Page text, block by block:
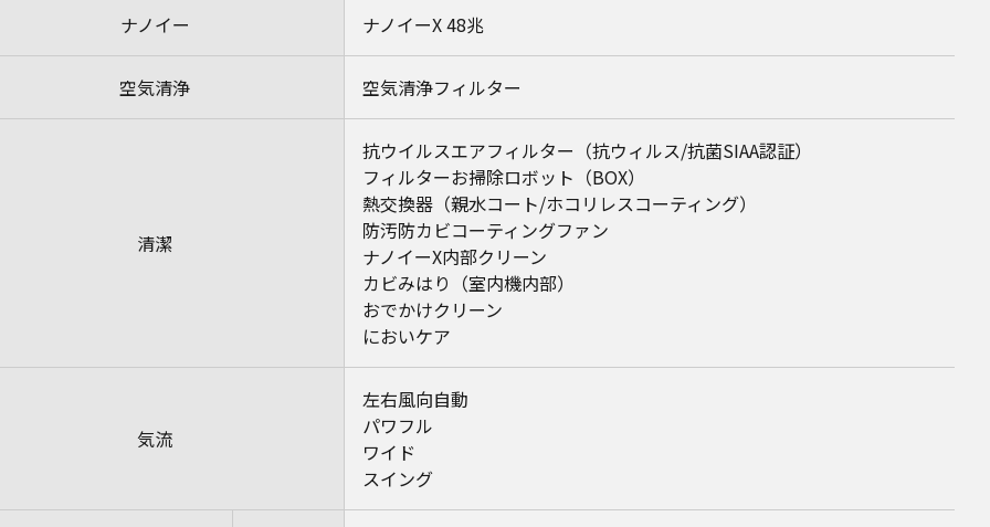
ナノイー ナノイーX 48兆
空気清浄 空気清浄フィルター
清潔
抗ウイルスエアフィルター（抗ウィルス/抗菌SIAA認証）
フィルターお掃除ロボット（BOX）
熱交換器（親水コート/ホコリレスコーティング）
防汚防カビコーティングファン
ナノイーX内部クリーン
カビみはり（室内機内部）
おでかけクリーン
においケア
気流
左右風向自動
パワフル
ワイド
スイング